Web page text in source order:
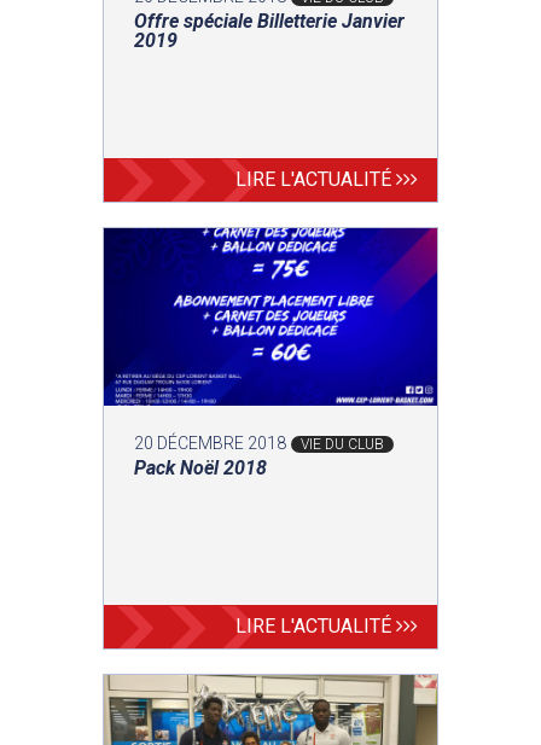
Offre spéciale Billetterie Janvier
2019
LIRE L'ACTUALITÉ
20 DÉCEMBRE 2018 VIE DU CLUB
Pack Noël 2018
LIRE L'ACTUALITÉ